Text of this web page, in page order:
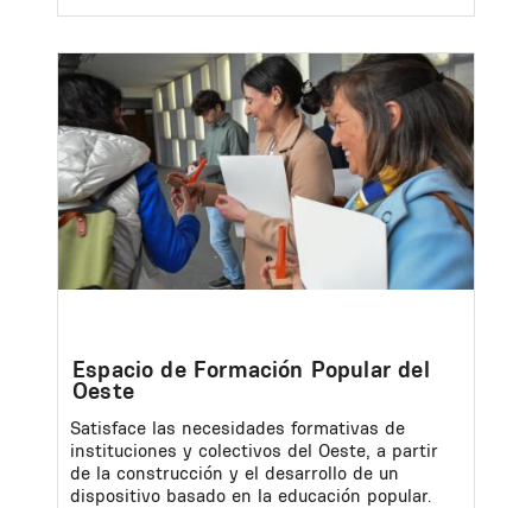
Image
Espacio de Formación Popular del
Oeste
Satisface las necesidades formativas de
instituciones y colectivos del Oeste, a partir
de la construcción y el desarrollo de un
dispositivo basado en la educación popular.